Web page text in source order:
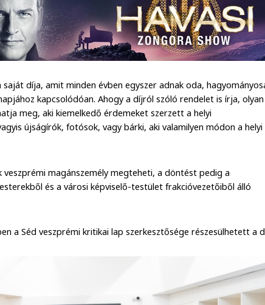
díja, amit minden évben egyszer adnak oda,
kapcsolódóan. Ahogy a díjról szóló rendelet is írja, olyan
meg, aki kiemelkedő érdemeket szerzett a helyi
újságírók, fotósok, vagy bárki, aki valamilyen módon a helyi
magánszemély megteheti, a döntést pedig a
és a városi képviselő-testület frakcióvezetőiből álló
a Séd veszprémi kritikai lap szerkesztősége részesülhetett a